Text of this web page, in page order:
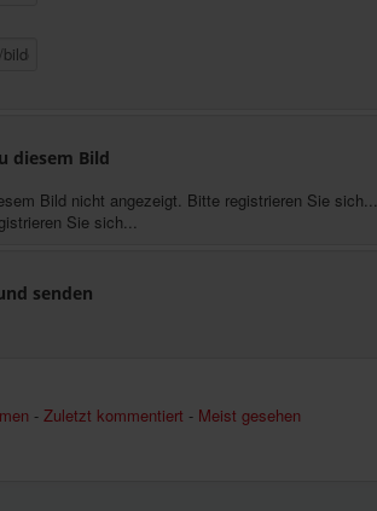
diesem Bild
Bild nicht angezeigt. Bitte registrieren Sie sich...
Sie sich...
senden
- Zuletzt kommentiert - Meist gesehen